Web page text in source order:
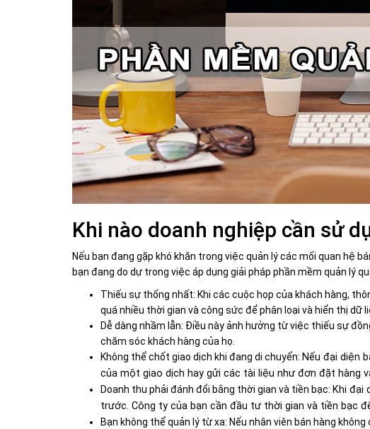
Khi nào doanh nghiệp cần sử
Nếu bạn đang gặp khó khăn trong việc quản lý các mối quan hệ
bạn đang do dự trong việc áp dụng giải pháp phần mềm quản lý
Thiếu sự thống nhất: Khi các cuộc họp của khách hàng,
quá nhiều thời gian và công sức để phân loại và hiển thị dữ
Dễ dàng nhầm lẫn: Điều này ảnh hưởng từ việc thiếu sự
chăm sóc khách hàng của họ.
Không thể chốt giao dịch khi đang di chuyển: Nếu đại diện
của một giao dịch hay gửi các tài liệu như đơn đặt hàng
Doanh thu phải đánh đổi bằng thời gian và tiền bạc: Khi đại
trước. Công ty của bạn cần đầu tư thời gian và tiền bạc
Bạn không thể quản lý từ xa: Nếu nhân viên bán hàng